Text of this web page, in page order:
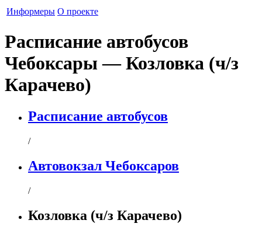
Информеры О проекте
Расписание автобусов
Чебоксары — Козловка (ч/з
Карачево)
Расписание автобусов
/
Автовокзал Чебоксаров
/
Козловка (ч/з Карачево)